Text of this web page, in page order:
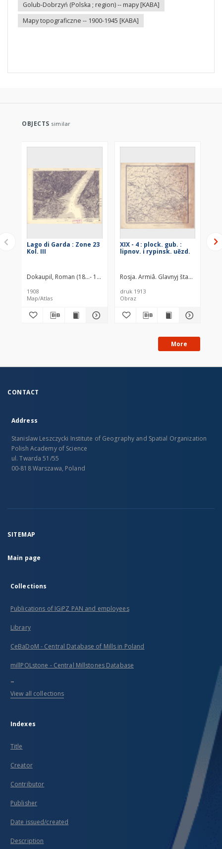
Golub-Dobrzyń (Polska ; region) -- mapy [KABA]
Mapy topograficzne -- 1900-1945 [KABA]
OBJECTS similar
Lago di Garda : Zone 23
Kol. III
Dokaupil, Roman (18...- 19...). Redaktor Straka, J. Redaktor Bloschitz,
1908
Map/Atlas
XIX - 4 : plock. gub. :
lipnov. i rypinsk. uězd.
Rosja. Armiâ. Glavnyj štab.
druk 1913
Obraz
More
CONTACT
Address
Stanislaw Leszczycki Institute of Geography and Spatial Organization
Polish Academy of Science
ul. Twarda 51/55
00-818 Warszawa, Poland
SITEMAP
Main page
Collections
Publications of IGiPZ PAN and employees
Library
CeBaDoM - Central Database of Mills in Poland
millPOLstone - Central Millstones Database
...
View all collections
Indexes
Title
Creator
Contributor
Publisher
Date issued/created
Description